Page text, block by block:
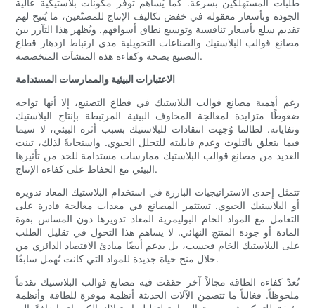
طلبات المستهلكين بسرعة. كما يُساهم توفر مكونات بلاستيكية عالية
الجودة وبأسعار معقولة في خفض تكاليف الإنتاج للمصنّعين، ما يُتيح لهم
تقديم سلع بأسعار تنافسية وتوسيع نطاق أسواقهم. ويُظهر هذا التآزر بين
مصانع قوالب البلاستيك والصناعات التحويلية مدى ارتباط ازدهار قطاع
التصنيع بصحة وكفاءة هذه المنشآت المتخصصة.
الاعتبارات البيئية والممارسات المستدامة
رغم أهمية مصانع قوالب البلاستيك في قطاع التصنيع، إلا أنها تواجه
ضغوطًا متزايدة لمعالجة المخاوف البيئية المرتبطة بإنتاج البلاستيك
ونفاياته. لطالما وُجهت انتقادات للبلاستيك بسبب أثره البيئي، لا سيما
فيما يتعلق بالتلوث وعدم قابليته للتحلل الحيوي. واستجابةً لذلك، تبنت
العديد من مصانع قوالب البلاستيك ممارسات مستدامة للحد من تأثيرها
البيئي مع الحفاظ على كفاءة الإنتاج.
تتمثل إحدى الاستراتيجيات البارزة في استخدام البلاستيك المعاد تدويره
أو البلاستيك الحيوي. تستثمر المصانع في معدات معالجة قادرة على
التعامل مع المواد الخام البوليمرية المعاد تدويرها دون المساس بقوة
المادة أو جودة المنتج النهائي. لا يساهم هذا التحول في تقليل الطلب
على البلاستيك الخام فحسب، بل يدعم أيضًا مبادئ الاقتصاد الدائري من
خلال منح حياة جديدة للمواد التي كانت تُهمل سابقًا.
تُعدّ كفاءة الطاقة مجالاً آخر حققت فيه مصانع قوالب البلاستيك تقدماً
ملحوظاً. فغالباً ما تتضمن الآلات الحديثة أنظمة موفرة للطاقة وأنظمة